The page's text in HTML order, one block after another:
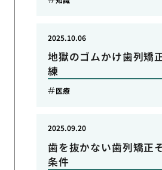
地獄のゴムかけ歯列矯
練
2025.10.06
医療
歯を抜かない歯列矯正
条件
2025.09.20